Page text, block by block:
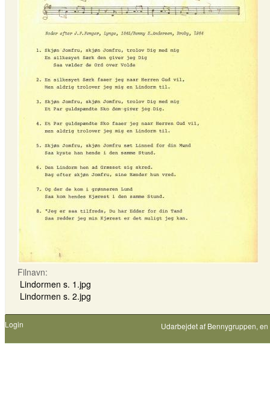
Filnavn:
Lindormen s. 1.jpg
Lindormen s. 2.jpg
Login Udarbejdet af Bennygruppen,